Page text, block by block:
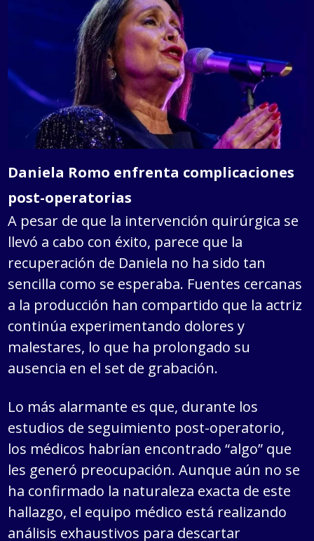
Daniela Romo enfrenta complicaciones
post-operatorias
A pesar de que la intervención quirúrgica se
llevó a cabo con éxito, parece que la
recuperación de Daniela no ha sido tan
sencilla como se esperaba. Fuentes cercanas
a la producción han compartido que la actriz
continúa experimentando dolores y
malestares, lo que ha prolongado su
ausencia en el set de grabación.
Lo más alarmante es que, durante los
estudios de seguimiento post-operatorio,
los médicos habrían encontrado “algo” que
les generó preocupación. Aunque aún no se
ha confirmado la naturaleza exacta de este
hallazgo, el equipo médico está realizando
análisis exhaustivos para descartar